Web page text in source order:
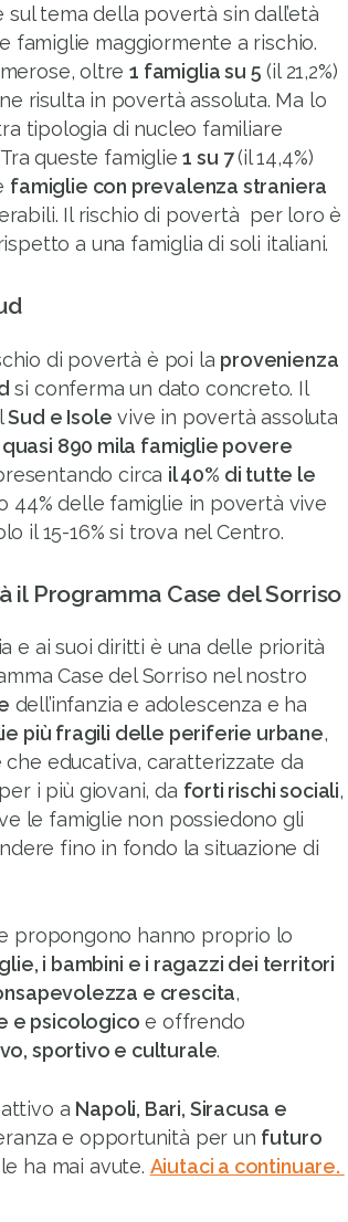
tema della povertà sin dall’età
famiglie maggiormente a rischio.
oltre1 famiglia su 5 (il 21,2%)
risulta in povertà assoluta. Ma lo
tipologia di nucleo familiare
Tra queste famiglie1 su 7(il 14,4%)
famiglie con prevalenza straniera
Il rischio di povertà per loro è
a una famiglia di soli italiani.
di povertà è poi la provenienza
si conferma un dato concreto. Il
Sud e Isole vive in povertà assoluta
quasi 890 mila famiglie povere
circa il 40% di tutte le
44% delle famiglie in povertà vive
il 15-16% si trova nel Centro.
il Programma Case del Sorriso
e ai suoi diritti è una delle priorità
Case del Sorriso nel nostro
dell’infanzia e adolescenza e ha
più fragili delle periferie urbane,
che educativa, caratterizzate da
per i più giovani, da forti rischi sociali,
le famiglie non possiedono gli
fino in fondo la situazione di
propongono hanno proprio lo
i bambini e i ragazzi dei territori
e crescita,
e psicologico e offrendo
sportivo e culturale.
a Napoli, Bari, Siracusa e
e opportunità per un futuro
ha mai avute. Aiutaci a continuare.